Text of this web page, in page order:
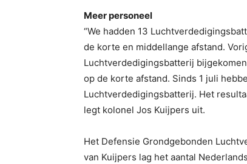
Meer personeel
“We hadden 13
de korte en middellange afstand.
Luchtverdedigingsbatterij
op de korte afstand. Sinds 1 juli
Luchtverdedigingsbatterij. Het
legt kolonel Jos Kuijpers uit.
Het Defensie Grondgebonden
van Kuijpers lag het aantal